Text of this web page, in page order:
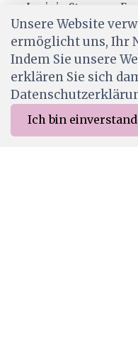
Merkliste
Lavinia Stamps -
CHF 7.50
Wird für dich bestellt
Unsere Website
ermöglicht uns, Ihr
Indem Sie unsere
erklären Sie sich
Ich bin